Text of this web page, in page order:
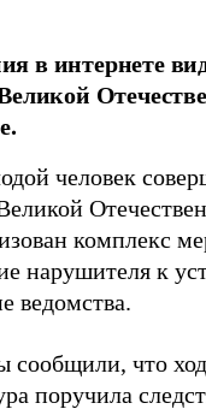
в интернете
человек
комплекс
нарушителя к
ведомства.
сообщили, что ход
поручила